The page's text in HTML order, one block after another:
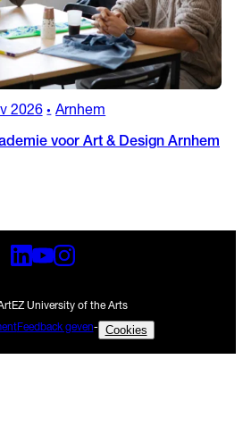
2026 • Arnhem
voor Art & Design Arnhem
University of the Arts
Feedback geven- Cookies